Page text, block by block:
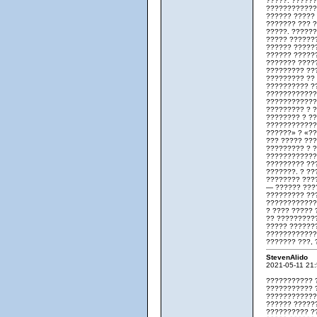
??????
??????? ???
?????.
?????
??????
??????
???????
?????????
????????? ??
??????????
????????? ?
???????? ?
??????» ?
??? ?????
????????? ?
?????????
???????. ?
????????
— ??????
?????????
? ???? ?????
??
?????
??????? ???,
StevenAlido
2021-05-11
???????????
???????????
??????
??????????